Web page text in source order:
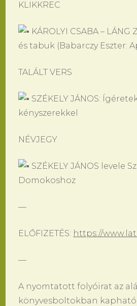
KLIKKREC
KÁROLYI CSABA – LÁNG
és tabuk (Babarczy Eszter:
TALÁLT VERS
SZÉKELY JÁNOS:
kényszerekkel
NÉVJEGY
SZÉKELY JÁNOS levele
Domokoshoz
—
ELŐFIZETÉS: https://
—
A nyomtatott folyóirat az
könyvesboltokban kapható: